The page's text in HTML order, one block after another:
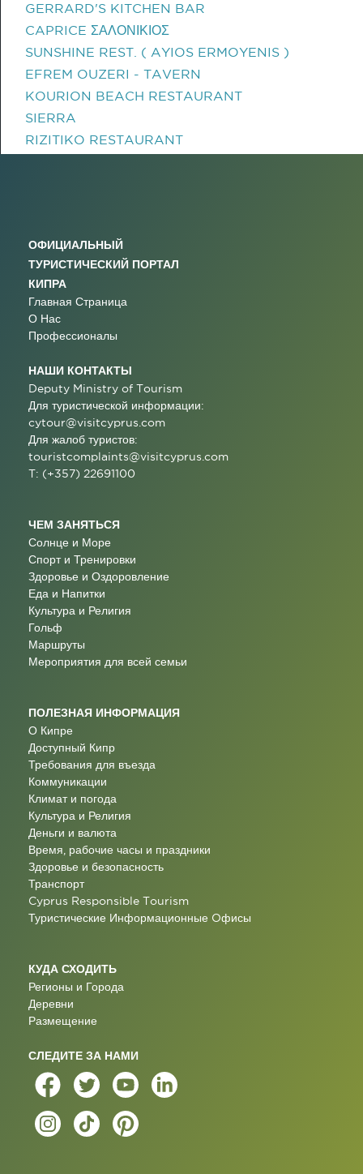
GERRARD'S KITCHEN BAR
CAPRICE ΣΑΛΟΝΙΚΙΟΣ
SUNSHINE REST. ( AYIOS ERMOYENIS )
EFREM OUZERI - TAVERN
KOURION BEACH RESTAURANT
SIERRA
RIZITIKO RESTAURANT
ОФИЦИАЛЬНЫЙ
ТУРИСТИЧЕСКИЙ ПОРТАЛ
КИПРА
Главная Страница
О Нас
Профессионалы
НАШИ КОНТАКТЫ
Deputy Ministry of Tourism
Для туристической информации:
cytour@visitcyprus.com
Для жалоб туристов:
touristcomplaints@visitcyprus.com
T: (+357) 22691100
ЧЕМ ЗАНЯТЬСЯ
Солнце и Море
Спорт и Тренировки
Здоровье и Оздоровление
Еда и Напитки
Культура и Религия
Гольф
Маршруты
Мероприятия для всей семьи
ПОЛЕЗНАЯ ИНФОРМАЦИЯ
О Кипре
Доступный Кипр
Требования для въезда
Коммуникации
Климат и погода
Культура и Религия
Деньги и валюта
Время, рабочие часы и праздники
Здоровье и безопасность
Транспорт
Cyprus Responsible Tourism
Туристические Информационные Oфисы
КУДА СХОДИТЬ
Регионы и Города
Деревни
Размещение
СЛЕДИТЕ ЗА НАМИ